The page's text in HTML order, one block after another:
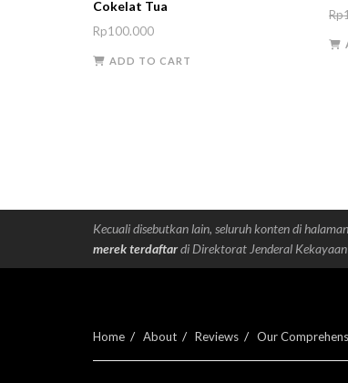
Cokelat Tua
Rp100.000
ADD TO CART
Rp
Kecuali disebutkan lain, seluruh konten di
merek terdaftardi Direktorat Jenderal Kekayaan
Home About Reviews Our